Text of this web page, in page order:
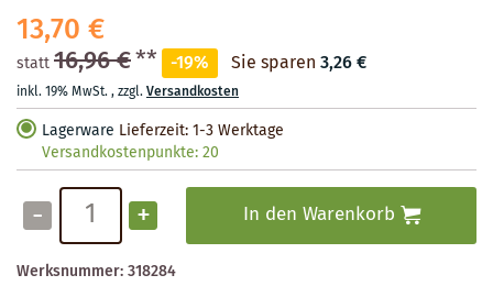
13,70 €
statt16,96 €** -19% Sie sparen 3,26 €
inkl. 19% MwSt.,zzgl.Versandkosten
Lagerware Lieferzeit: 1-3 Werktage
Versandkostenpunkte:20
- + In den Warenkorb
Werksnummer:318284